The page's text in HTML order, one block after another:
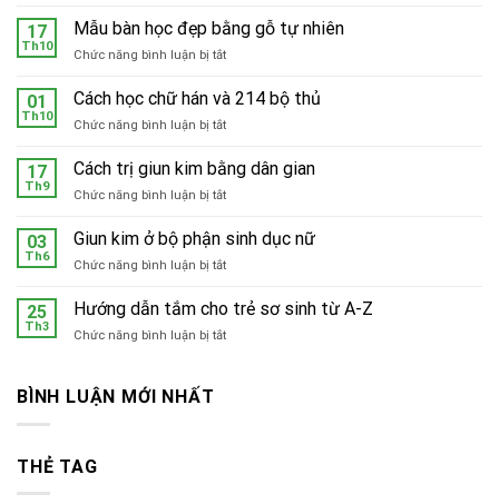
khó
bàn
ghế
học
ở
17
Th10
Mẫu bàn học đẹp bằng gỗ tự nhiên
Chức năng bình luận bị tắtở
bàn
đẹp
gỗ
01
Th10
Cách học chữ hán và 214 bộ thủ
Chức năng bình luận bị tắtở
học
chữ
hán
214
17
Th9
Cách trị giun kim bằng dân gian
Chức năng bình luận bị tắtở
trị
kim
dân
03
Th6
Giun kim ở bộ phận sinh dục nữ
Chức năng bình luận bị tắtở
kim
bộ
25
Th3
Hướng dẫn tắm cho trẻ sơ sinh từ A-Z
Chức năng bình luận bị tắtở
BÌNH LUẬN MỚI NHẤT
THẺ TAG